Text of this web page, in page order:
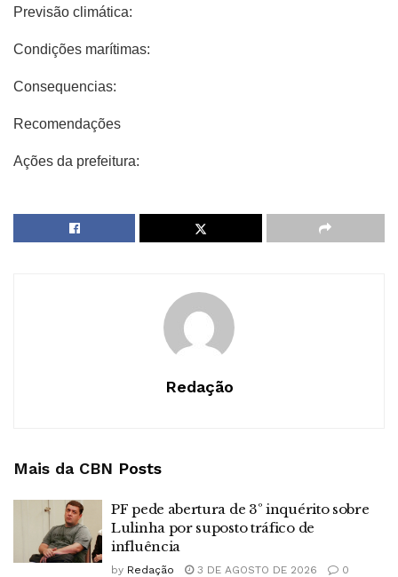
Previsão climática:
Condições marítimas:
Consequencias:
Recomendações
Ações da prefeitura:
Redação
Mais da CBN Posts
PF pede abertura de 3º inquérito sobre
Lulinha por suposto tráfico de
influência
by Redação 3 DE AGOSTO DE 2026 0